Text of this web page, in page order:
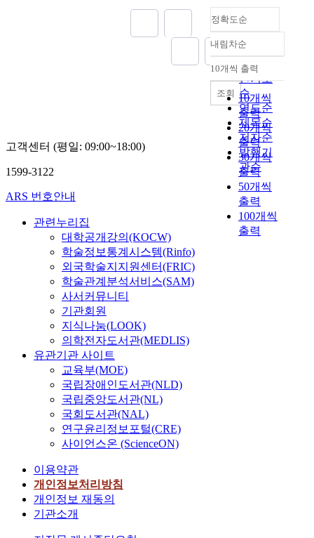
정확도순
정확도
순
인기도
순
연도순
제목순
저자순
발행기
관순
내림차순
내림차순
10개씩 출력
10개씩
출력
20개씩
출력
30개씩
출력
50개씩
출력
100개씩
출력
조회
고객센터 (평일: 09:00~18:00)
1599-3122
ARS 번호안내
관련누리집
대학공개강의(KOCW)
학술정보통계시스템(Rinfo)
외국학술지지원센터(FRIC)
학술관계분석서비스(SAM)
사서커뮤니티
기관회원
지식나눔(LOOK)
의학전자도서관(MEDLIS)
유관기관 사이트
교육부(MOE)
국립장애인도서관(NLD)
국립중앙도서관(NL)
국회도서관(NAL)
연구윤리정보포털(CRE)
사이언스온 (ScienceON)
이용약관
개인정보처리방침
개인정보 재동의
기관소개